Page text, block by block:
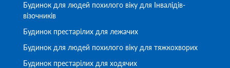
Будинок для людей похилого віку для Інвалідів-
візочників
Будинок престарілих для лежачих
Будинок для людей похилого віку для тяжкохворих
Будинок престарілих для ходячих